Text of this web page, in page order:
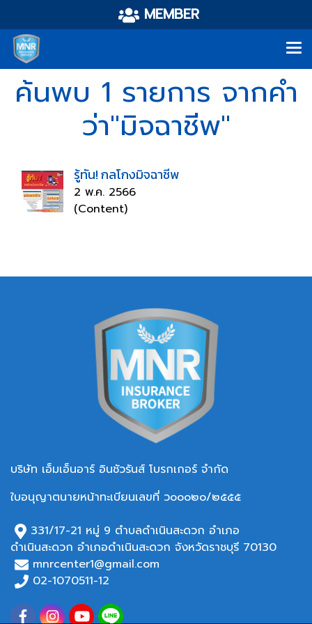
MEMBER
ค้นพบ 1 รายการ จากคำ
ว่า"มิจฉาชีพ"
รู้ทัน! กลโกงมิจฉาชีพ
2 พ.ค. 2566
(Content)
บริษัท เอ็มเอ็นอาร์ อินชัวรันส์ โบรกเกอร์ จำกัด
ใบอนุญาตนายหน้าทะเบียนเลขที่ ว๐๐๐๒๐/๒๕๕๕
331/17-21 หมู่ 9 ตำบลดำเนินสะดวก อำเภอ
ดำเนินสะดวก อำเภอดำเนินสะดวก จังหวัดราชบุรี 70130
mnrcenter1@gmail.com
02-1070511-12